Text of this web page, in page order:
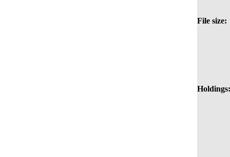
File size:
Holdings: